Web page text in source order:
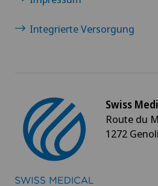
Integrierte Versorgung
Swiss
Route du
1272